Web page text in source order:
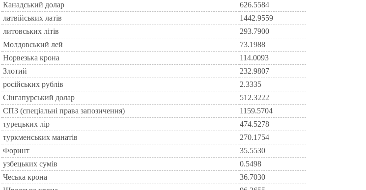
Канадський долар
626.5584
латвійських латів
1442.9559
литовських літів
293.7900
Молдовський лей
73.1988
Норвезька крона
114.0093
Злотий
232.9807
російських рублів
2.3335
Сінгапурський долар
512.3222
СПЗ (спеціальні права запозичення)
1159.5704
турецьких лір
474.5278
туркменських манатів
270.1754
Форинт
35.5530
узбецьких сумів
0.5498
Чеська крона
36.7030